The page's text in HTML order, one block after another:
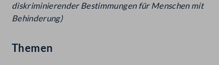
diskriminierender Bestimmungen für Menschen mit
Behinderung)
Themen